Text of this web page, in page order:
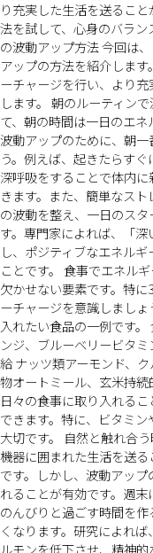
り充実した生活を送るこ
法を試して、心身のバラ
の波動アップ方法 今回は
アップの方法を紹介しま
ーチャージを行い、より
します。 朝のルーティン
て、朝の時間は一日のエネ
波動アップのために、朝
う。例えば、起きたらすぐ
深呼吸をすることで体内
きます。また、簡単なス
の波動を整え、一日のス
す。専門家によれば、「
し、ポジティブなエネル
ことです。 食事でエネル
欠かせない要素です。特
ーチャージを意識しまし
入れたい食品の一例です
ンジ、ブルーベリービタ
給 ナッツ類アーモンド、
物オートミール、玄米持
日々の食事に取り入れる
できます。特に、ビタミ
大切です。 自然と触れ合
機器に囲まれた生活を送
です。しかし、波動アッ
れることが有効です。週
のんびりと過ごす時間を
くなります。研究によれ
ルモンを低下させ、精神